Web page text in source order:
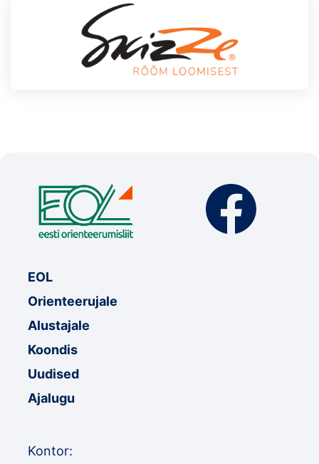
EOL
Orienteerujale
Alustajale
Koondis
Uudised
Ajalugu
Kontor: